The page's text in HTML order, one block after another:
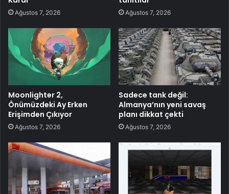
Ağustos 7, 2026 Ağustos 7, 2026
Moonlighter 2,
Önümüzdeki Ay Erken
Erişimden Çıkıyor
Ağustos 7, 2026
Sadece tank değil:
Almanya’nın yeni savaş
planı dikkat çekti
Ağustos 7, 2026